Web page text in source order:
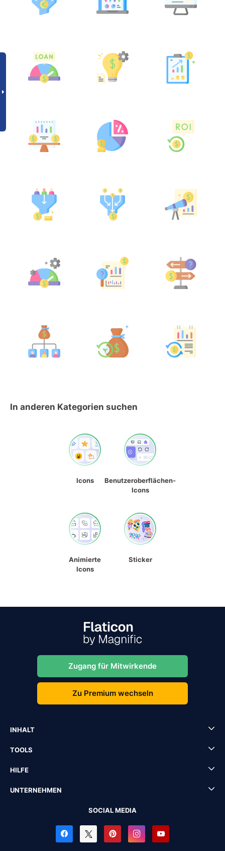
In anderen Kategorien suchen
Icons
Benutzeroberflächen-
Icons
Animierte
Icons
Sticker
Zugang für Mitwirkende
Zu Premium wechseln
INHALT
TOOLS
HILFE
UNTERNEHMEN
SOCIAL MEDIA